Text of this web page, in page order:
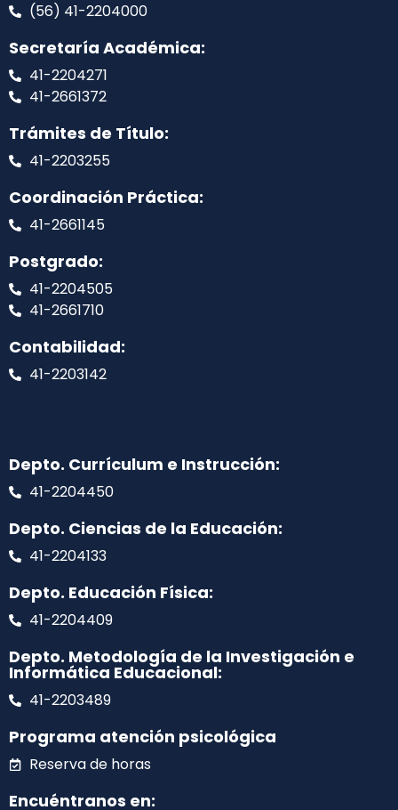
(56) 41-2204000
Secretaría Académica:
41-2204271
41-2661372
Trámites de Título:
41-2203255
Coordinación Práctica:
41-2661145
Postgrado:
41-2204505
41-2661710
Contabilidad:
41-2203142
Depto. Currículum e Instrucción:
41-2204450
Depto. Ciencias de la Educación:
41-2204133
Depto. Educación Física:
41-2204409
Depto. Metodología de la Investigación e
Informática Educacional:
41-2203489
Programa atención psicológica
Reserva de horas
Encuéntranos en: